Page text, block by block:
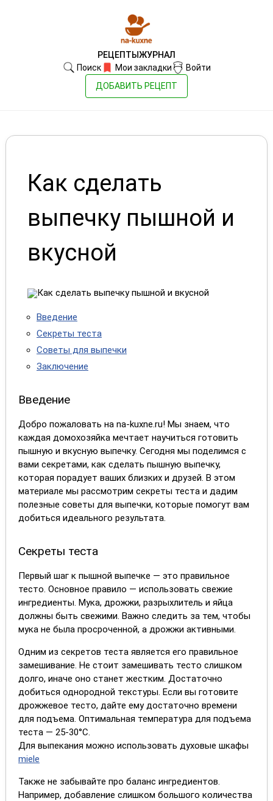
РЕЦЕПТЫ ЖУРНАЛ
Поиск
Мои закладки
Войти
ДОБАВИТЬ РЕЦЕПТ
Как сделать
выпечку пышной и
вкусной
Введение
Секреты теста
Советы для выпечки
Заключение
Введение
Добро пожаловать на na-kuxne.ru! Мы знаем, что
каждая домохозяйка мечтает научиться готовить
пышную и вкусную выпечку. Сегодня мы поделимся с
вами секретами, как сделать пышную выпечку,
которая порадует ваших близких и друзей. В этом
материале мы рассмотрим секреты теста и дадим
полезные советы для выпечки, которые помогут вам
добиться идеального результата.
Секреты теста
Первый шаг к пышной выпечке — это правильное
тесто. Основное правило — использовать свежие
ингредиенты. Мука, дрожжи, разрыхлитель и яйца
должны быть свежими. Важно следить за тем, чтобы
мука не была просроченной, а дрожжи активными.
Одним из секретов теста является его правильное
замешивание. Не стоит замешивать тесто слишком
долго, иначе оно станет жестким. Достаточно
добиться однородной текстуры. Если вы готовите
дрожжевое тесто, дайте ему достаточно времени
для подъема. Оптимальная температура для подъема
теста — 25-30°C.
Для выпекания можно использовать духовые шкафы
miele
Также не забывайте про баланс ингредиентов.
Например, добавление слишком большого количества